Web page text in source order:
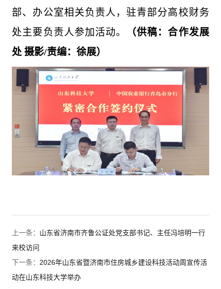
部、办公室相关负责人，驻青部分高校财务
处主要负责人参加活动。
（供稿：合作发展
处 摄影/责编：徐展）
上一条： 山东省济南市齐鲁公证处党支部书记、主任冯培明一行
来校访问
下一条： 2026年山东省暨济南市住房城乡建设科技活动周宣传活
动在山东科技大学举办